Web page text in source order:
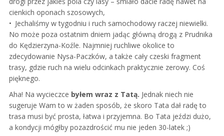
cienkich oponach szosowych,
Jechaliśmy w tygodniu i ruch samochodowy raczej niewielki.
No może poza ostatnim dniem jadąc główną drogą z Prudnika
do Kędzierzyna-Koźle. Najmniej ruchliwe okolice to
zdecydowanie Nysa-Paczków, a także cały czeski fragment
trasy, gdzie ruch na wielu odcinkach praktycznie zerowy. Coś
pięknego.
Aha! Na wycieczce byłem wraz z Tatą. Jednak niech nie
sugeruje Wam to w żaden sposób, że skoro Tata dał radę to
trasa musi być prosta, łatwa i przyjemna. Bo Tata jeździ dużo,
a kondycji mógłby pozazdrościć mu nie jeden 30-latek ;)